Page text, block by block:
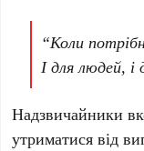
“Коли
І для людей,
Надзвичайники
утриматися від